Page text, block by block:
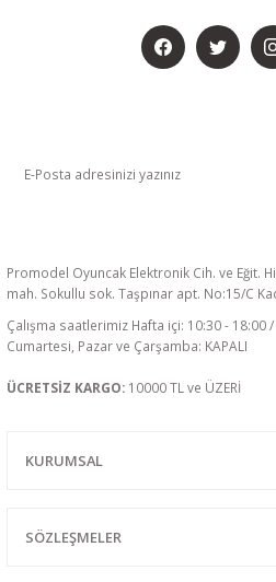
Promodel Oyuncak Elektronik Cih. ve Eğit.
mah. Sokullu sok. Taşpınar apt. No:15/C
Çalışma saatlerimiz Hafta içi: 10:30 - 18:00 /
Cumartesi, Pazar ve Çarşamba: KAPALI
ÜCRETSİZ KARGO: 10000 TL ve ÜZERİ
KURUMSAL
SÖZLEŞMELER